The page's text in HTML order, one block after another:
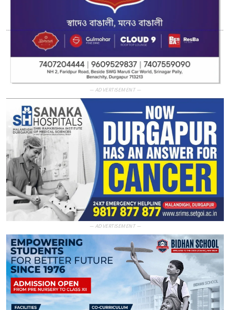
— ADVERTISEMENT —
— ADVERTISEMENT —